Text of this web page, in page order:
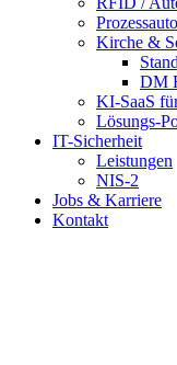
Kirche &
DM
KI-SaaS
Lösungs-
IT-Sicherheit
Leistungen
NIS-2
Jobs & Karriere
Kontakt